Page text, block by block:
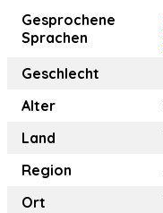
Gesprochene
Sprachen
Geschlecht
Alter
Land
Region
Ort